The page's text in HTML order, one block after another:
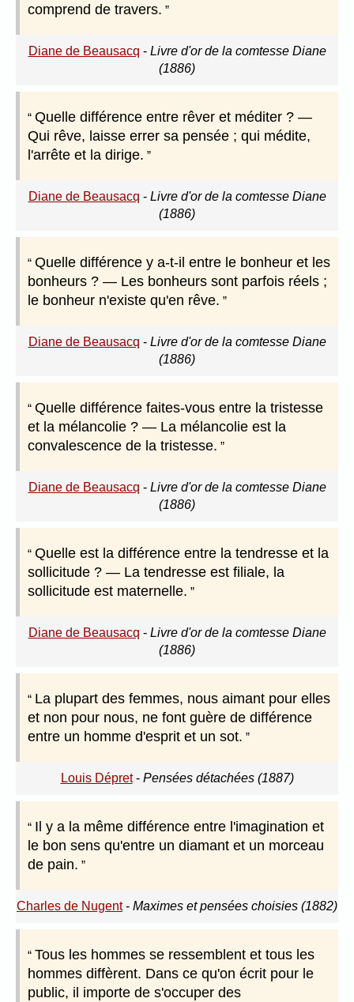
comprend de travers.
Diane de Beausacq - Livre d'or de la comtesse Diane
(1886)
Quelle différence entre rêver et méditer ? —
Qui rêve, laisse errer sa pensée ; qui médite,
l'arrête et la dirige.
Diane de Beausacq - Livre d'or de la comtesse Diane
(1886)
Quelle différence y a-t-il entre le bonheur et les
bonheurs ? — Les bonheurs sont parfois réels ;
le bonheur n'existe qu'en rêve.
Diane de Beausacq - Livre d'or de la comtesse Diane
(1886)
Quelle différence faites-vous entre la tristesse
et la mélancolie ? — La mélancolie est la
convalescence de la tristesse.
Diane de Beausacq - Livre d'or de la comtesse Diane
(1886)
Quelle est la différence entre la tendresse et la
sollicitude ? — La tendresse est filiale, la
sollicitude est maternelle.
Diane de Beausacq - Livre d'or de la comtesse Diane
(1886)
La plupart des femmes, nous aimant pour elles
et non pour nous, ne font guère de différence
entre un homme d'esprit et un sot.
Louis Dépret- Pensées détachées (1887)
Il y a la même différence entre l'imagination et
le bon sens qu'entre un diamant et un morceau
de pain.
Charles de Nugent- Maximes et pensées choisies (1882)
Tous les hommes se ressemblent et tous les
hommes diffèrent. Dans ce qu'on écrit pour le
public, il importe de s'occuper des